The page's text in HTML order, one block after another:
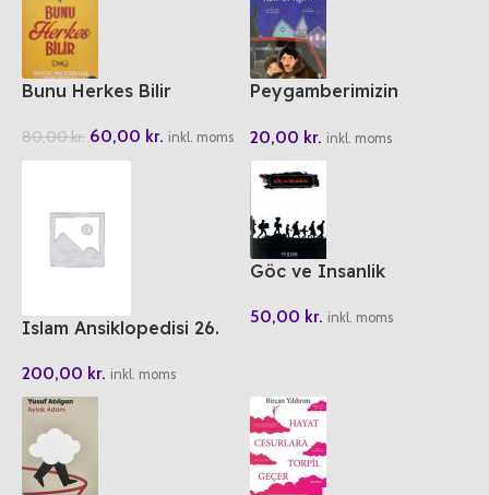
Bunu Herkes Bilir
80,00kr. 60,00 kr. inkl. moms
Peygamberimizin
20,00 kr. inkl. moms
Islam Ansiklopedisi 26.
200,00 kr. inkl. moms
Göc ve Insanlik
50,00 kr. inkl. moms